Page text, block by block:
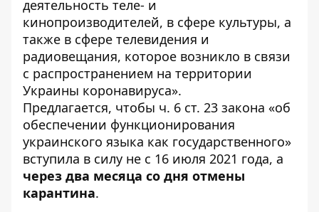
деятельность теле- и
кинопроизводителей, в сфере культуры, а
также в сфере телевидения и
радиовещания, которое возникло в связи
с распространением на территории
Украины коронавируса».
Предлагается, чтобы ч. 6 ст. 23 закона «об
обеспечении функционирования
украинского языка как государственного»
вступила в силу не с 16 июля 2021 года, а
через два месяца со дня отмены
карантина.